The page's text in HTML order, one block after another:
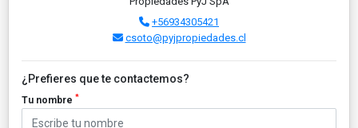
+56934305421
csoto@pyjpropiedades.cl
¿Prefieres que te contactemos?
Tu nombre *